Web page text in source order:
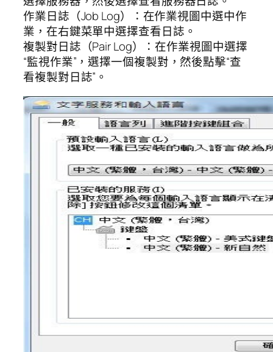
作業日誌（Job Log）：在作業視圖中選中作
業，在右鍵菜單中選擇查看日誌。
複製對日誌（Pair Log）：在作業視圖中選擇
“監視作業”，選擇一個複製對，然後點擊“查
看複製對日誌”。